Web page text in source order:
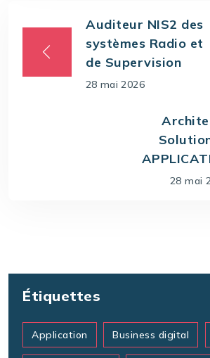
Auditeur NIS2 des
systèmes Radio et
de Supervision
28 mai 2026
28 mai
Étiquettes
Application Business digital